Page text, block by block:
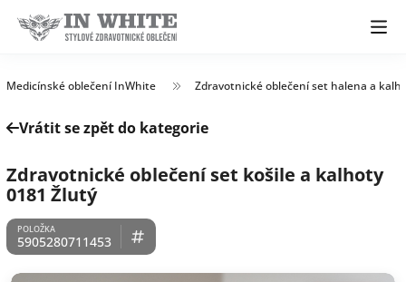
Medicínské oblečení InWhite Zdravotnické oblečení set halena a
Vrátit se zpět do kategorie
Zdravotnické oblečení set košile a kalhoty
0181 Žlutý
5905280711453